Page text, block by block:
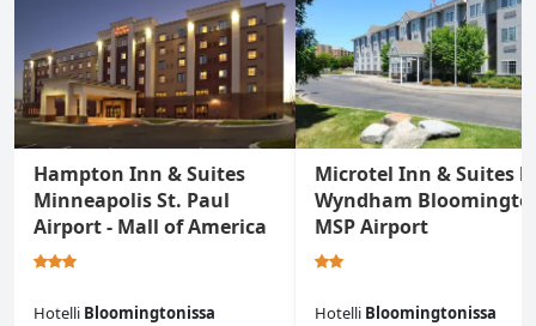
Hampton Inn & Suites
Minneapolis St. Paul
Airport - Mall of America
Hotelli Bloomingtonissa
Microtel Inn & Suites
Wyndham
MSP Airport
Hotelli Bloomingtonissa